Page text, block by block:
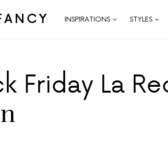
INSPIRATIONS STYLES
Friday La